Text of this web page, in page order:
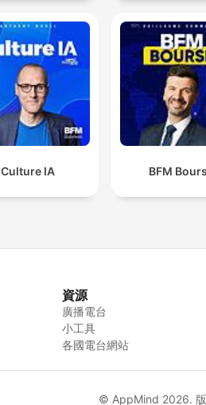
Culture IA BFM
資源
廣播電台
小工具
各國電台網站
© AppMind 2026.